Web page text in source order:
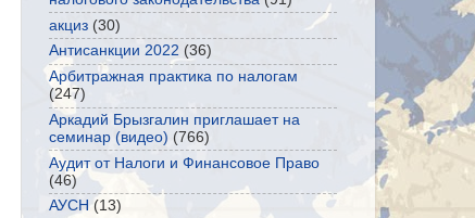
акциз (30)
Антисанкции 2022 (36)
Арбитражная практика по налогам
(247)
Аркадий Брызгалин приглашает на
семинар (видео) (766)
Аудит от Налоги и Финансовое Право
(46)
АУСН (13)